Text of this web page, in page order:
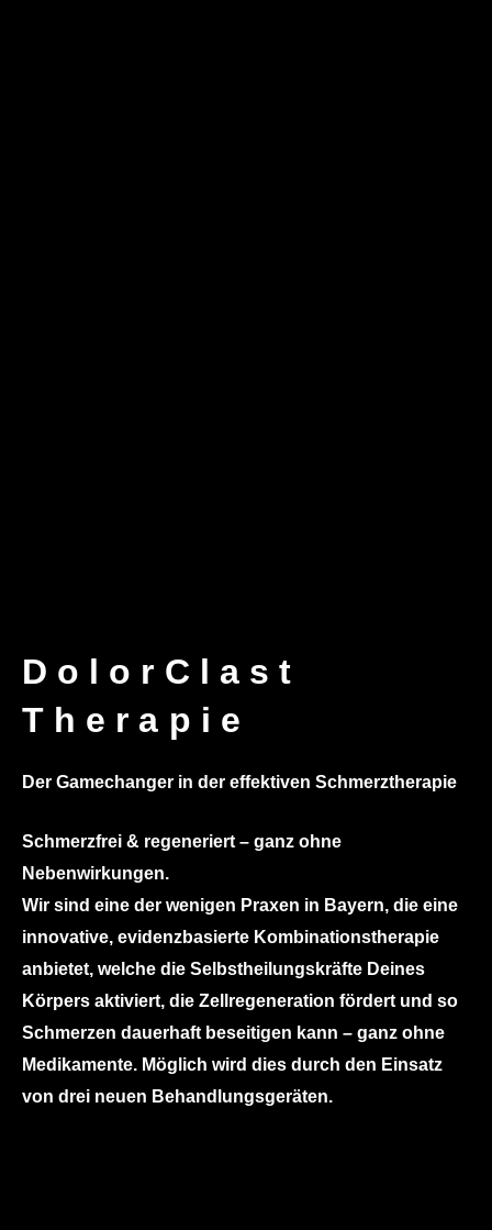
DolorClast
Therapie
Der Gamechanger in der effektiven Schmerztherapie
Schmerzfrei & regeneriert – ganz ohne
Nebenwirkungen.
Wir sind eine der wenigen Praxen in Bayern, die eine
innovative, evidenzbasierte Kombinationstherapie
anbietet, welche die Selbstheilungskräfte Deines
Körpers aktiviert, die Zellregeneration fördert und so
Schmerzen dauerhaft beseitigen kann – ganz ohne
Medikamente. Möglich wird dies durch den Einsatz
von drei neuen Behandlungsgeräten.